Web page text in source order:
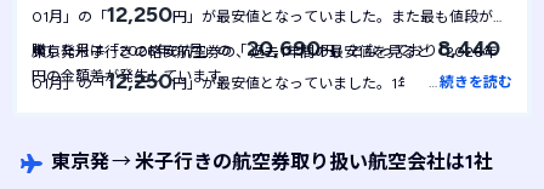
01月」の「 12,250円」が最安値となっていました。また最も値段が高
騰した月は「2026年07月」の「 20,690円」となっており 8,440
円の金額差が発生しています。
東京発米子行きの格安航空券の、過去1年間の最安値を見ると「2026年
01月」の「12,250円」が最安値となっていました。1年間を通して最
…続きを読む
東京発→米子行きの航空券取り扱い航空会社は1社